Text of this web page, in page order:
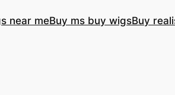
near meBuy ms buy wigsBuy